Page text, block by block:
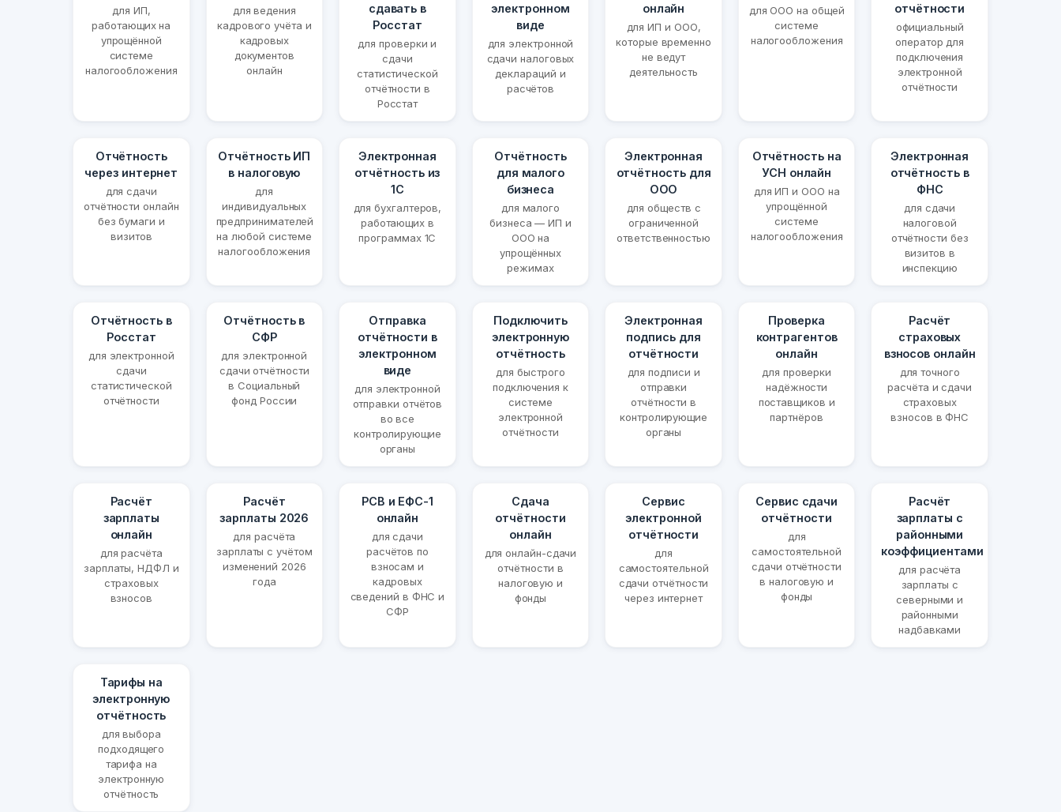
для ИП,
работающих на
упрощённой
системе
налогообложения
для ведения
кадрового учёта и
кадровых
документов
онлайн
сдавать в
Росстат
для проверки и
сдачи
статистической
отчётности в
Росстат
электронном
виде
для электронной
сдачи налоговых
деклараций и
расчётов
онлайн
для ИП и ООО,
которые временно
не ведут
деятельность
для ООО на общей
системе
налогообложения
отчётности
официальный
оператор для
подключения
электронной
отчётности
Отчётность
через интернет
для сдачи
отчётности онлайн
без бумаги и
визитов
Отчётность ИП
в налоговую
для
индивидуальных
предпринимателей
на любой системе
налогообложения
Электронная
отчётность из
1С
для бухгалтеров,
работающих в
программах 1С
Отчётность
для малого
бизнеса
для малого
бизнеса — ИП и
ООО на
упрощённых
режимах
Электронная
отчётность для
ООО
для обществ с
ограниченной
ответственностью
Отчётность на
УСН онлайн
для ИП и ООО на
упрощённой
системе
налогообложения
Электронная
отчётность в
ФНС
для сдачи
налоговой
отчётности без
визитов в
инспекцию
Отчётность в
Росстат
для электронной
сдачи
статистической
отчётности
Отчётность в
СФР
для электронной
сдачи отчётности
в Социальный
фонд России
Отправка
отчётности в
электронном
виде
для электронной
отправки отчётов
во все
контролирующие
органы
Подключить
электронную
отчётность
для быстрого
подключения к
системе
электронной
отчётности
Электронная
подпись для
отчётности
для подписи и
отправки
отчётности в
контролирующие
органы
Проверка
контрагентов
онлайн
для проверки
надёжности
поставщиков и
партнёров
Расчёт
страховых
взносов онлайн
для точного
расчёта и сдачи
страховых
взносов в ФНС
Расчёт
зарплаты
онлайн
для расчёта
зарплаты, НДФЛ и
страховых
взносов
Расчёт
зарплаты 2026
для расчёта
зарплаты с учётом
изменений 2026
года
РСВ и ЕФС-1
онлайн
для сдачи
расчётов по
взносам и
кадровых
сведений в ФНС и
СФР
Сдача
отчётности
онлайн
для онлайн-сдачи
отчётности в
налоговую и
фонды
Сервис
электронной
отчётности
для
самостоятельной
сдачи отчётности
через интернет
Сервис сдачи
отчётности
для
самостоятельной
сдачи отчётности
в налоговую и
фонды
Расчёт
зарплаты с
районными
коэффициентами
для расчёта
зарплаты с
северными и
районными
надбавками
Тарифы на
электронную
отчётность
для выбора
подходящего
тарифа на
электронную
отчётность